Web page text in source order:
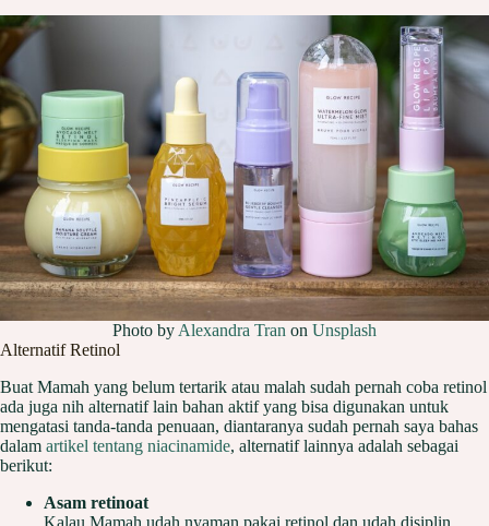
Photo by Alexandra Tran on Unsplash
Alternatif Retinol
Buat Mamah yang belum tertarik atau malah sudah pernah coba retinol
ada juga nih alternatif lain bahan aktif yang bisa digunakan untuk
mengatasi tanda-tanda penuaan, diantaranya sudah pernah saya bahas
dalam artikel tentang niacinamide, alternatif lainnya adalah sebagai
berikut:
Asam retinoat
Kalau Mamah udah nyaman pakai retinol dan udah disiplin